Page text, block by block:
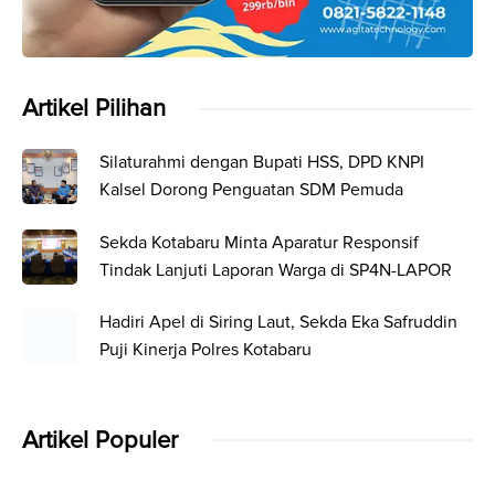
Artikel Pilihan
Silaturahmi dengan Bupati HSS, DPD KNPI
Kalsel Dorong Penguatan SDM Pemuda
Sekda Kotabaru Minta Aparatur Responsif
Tindak Lanjuti Laporan Warga di SP4N-LAPOR
Hadiri Apel di Siring Laut, Sekda Eka Safruddin
Puji Kinerja Polres Kotabaru
Artikel Populer